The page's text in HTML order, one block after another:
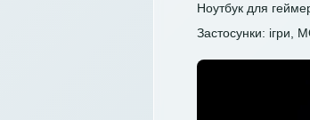
Ноутбук для
Застосунки: ігри,